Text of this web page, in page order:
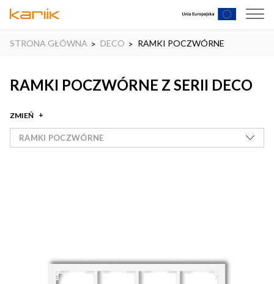
STRONA GŁÓWNA DECO RAMKI POCZWÓRNE
RAMKI POCZWÓRNE Z SERII DECO
ZMIEŃ
RAMKI POCZWÓRNE